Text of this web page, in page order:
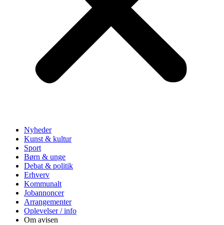
Nyheder
Kunst & kultur
Sport
Børn & unge
Debat & politik
Erhverv
Kommunalt
Jobannoncer
Arrangementer
Oplevelser / info
Om avisen